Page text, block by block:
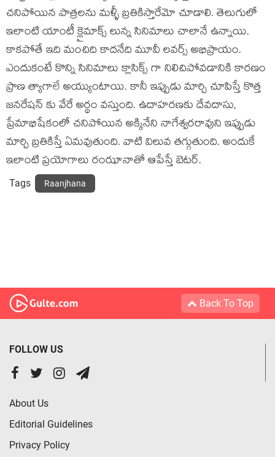
చనిపోయిన పాత్రలను మళ్ళీ బ్రతికిస్తారేమో చూడాలి. తెలుగులో
ఇలాంటి యాంటీ క్లైమాక్స్ లున్న సినిమాలు చాలానే ఉన్నాయి.
కాకపోతే ఇది మంచిది కాదనేది మూవీ లవర్స్ అభిప్రాయం.
ఎందుకంటే కొన్ని సినిమాలు క్లాసిక్స్ గా నిలిచిపోవడానికి కారణం
ప్రాణ త్యాగాలే అయ్యుంటాయి. కానీ ఇప్పుడు మార్చి చూపిస్తే కొత్త
జనరేషన్ కు వేరే అర్థం వస్తుంది. ఉదాహరణకు దేవదాసు,
ప్రేమాభిషేకంలో చనిపోయిన అక్కినేని నాగేశ్వరరావుని ఇప్పుడు
మార్చి బ్రతికిస్తే ఏమవుతుంది. వాటి విలువ తగ్గుతుంది. అందుకే
ఇలాంటి ప్రయోగాలు రంఝానాతో ఆపేస్తే బెటర్.
Tags Raanjhana
Back To Top
FOLLOW US
About Us
Editorial Guidelines
Privacy Policy